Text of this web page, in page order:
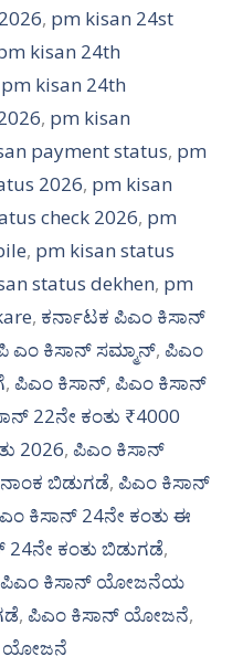
, pm kisan 24st
kisan 24th
pm kisan 24th
, pm kisan
payment status, pm
2026, pm kisan
check 2026, pm
, pm kisan status
status dekhen, pm
, ಕರ್ನಾಟಕ ಪಿಎಂ ಕಿಸಾನ್
ಎಂ ಕಿಸಾನ್ ಸಮ್ಮಾನ್, ಪಿಎಂ
, ಪಿಎಂ ಕಿಸಾನ್, ಪಿಎಂ ಕಿಸಾನ್
22ನೇ ಕಂತು ₹4000
2026, ಪಿಎಂ ಕಿಸಾನ್
ಬಿಡುಗಡೆ, ಪಿಎಂ ಕಿಸಾನ್
ಕಿಸಾನ್ 24ನೇ ಕಂತು ಈ
ಕಂತು ಬಿಡುಗಡೆ,
ಪಿಎಂ ಕಿಸಾನ್ ಯೋಜನೆಯ
, ಪಿಎಂ ಕಿಸಾನ್ ಯೋಜನೆ,
ಯೋಜನೆ